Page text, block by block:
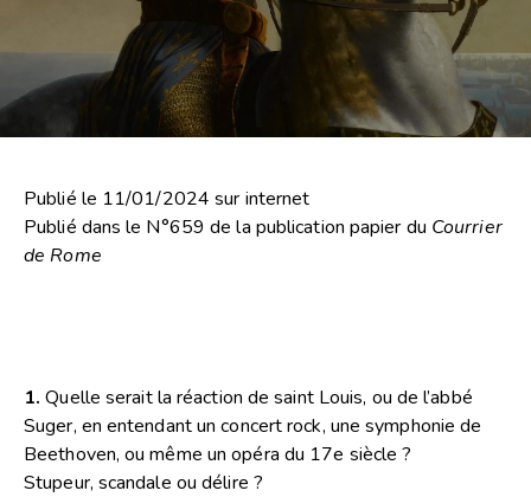
Publié le 11/01/2024 sur internet
Publié dans le N°659 de la publication papier du Courrier
de Rome
1. Quelle serait la réaction de saint Louis, ou de l’abbé
Suger, en entendant un concert rock, une symphonie de
Beethoven, ou même un opéra du 17e siècle ?
Stupeur, scandale ou délire ?